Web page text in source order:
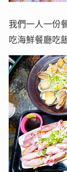
我們一人一份
吃海鮮餐廳吃